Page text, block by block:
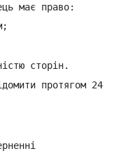
має право:
сторін.
протягом 24